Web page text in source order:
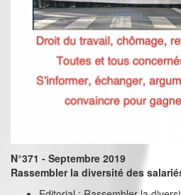
N°371 - Septembre 2019
Rassembler la diversité des